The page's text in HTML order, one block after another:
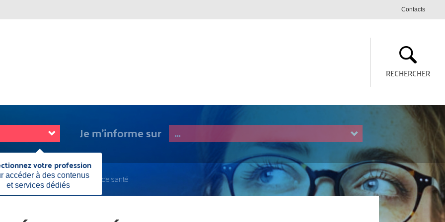
Contacts
RECHERCHER
Je m'informe sur
votre profession
accéder à des contenus
et services dédiés
Fermer
information
pour créer et gérer un centre de santé